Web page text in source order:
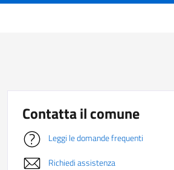
Contatta il comune
Leggi le domande frequenti
Richiedi assistenza